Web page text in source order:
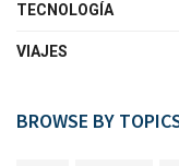
TECNOLOGÍA
VIAJES
BROWSE BY